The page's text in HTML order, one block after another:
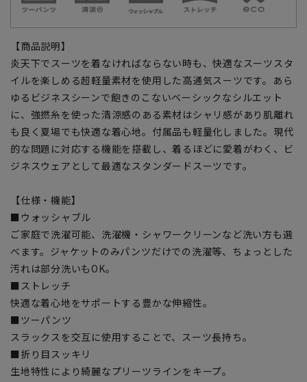
【商品説明】
炎天下でスーツを着なければならない時も、快適なスーツスタ
イルを楽しめる超軽量素材を使用した高通気スーツです。あら
ゆるビジネスシーンで飽きのこないベーシックなシルエット
に、強撚糸を使った清涼感のある素材はシャリ感があり肌離れ
も良く夏場でも快適な着心地。付属品も軽量化しました。現代
的な問題に対応する機能を搭載し、着るほどに愛着がわく、ビ
ジネスウェアとして最適なスタンダードスーツです。
【仕様・機能】
■ウォッシャブル
ご家庭で洗濯可能、洗濯機・シャワークリーンなど洗い方も選
べます。ジャケットのみパンツだけでの洗濯等、ちょっとした
汚れは部分洗いもOK。
■ストレッチ
快適な着心地をサポートする豊かな伸縮性。
■ツーパンツ
スラックスを交互に使用することで、スーツ長持ち。
■折り目スッキリ
生地特性により綺麗なプリーツラインをキープ。